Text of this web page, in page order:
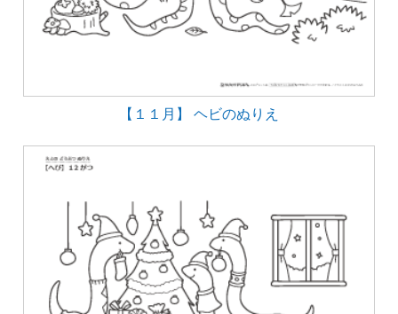
【１１月】 ヘビのぬりえ